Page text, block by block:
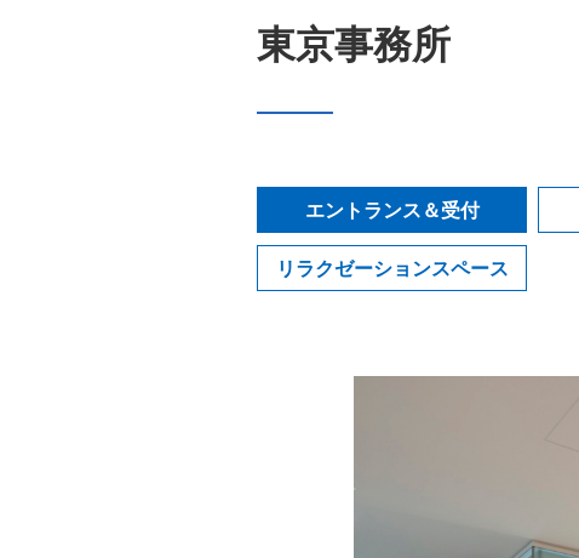
東京事務所
エントランス＆受付
リラクゼーションスペース